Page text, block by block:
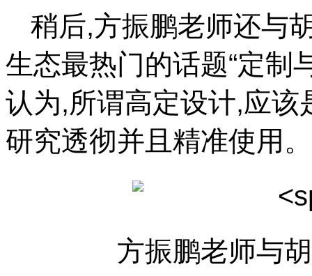
稍后,方振鹏老师还与
生态最热门的话题“定制
认为,所谓高定设计,应
研究透彻并且精准使用。
方振鹏老师与